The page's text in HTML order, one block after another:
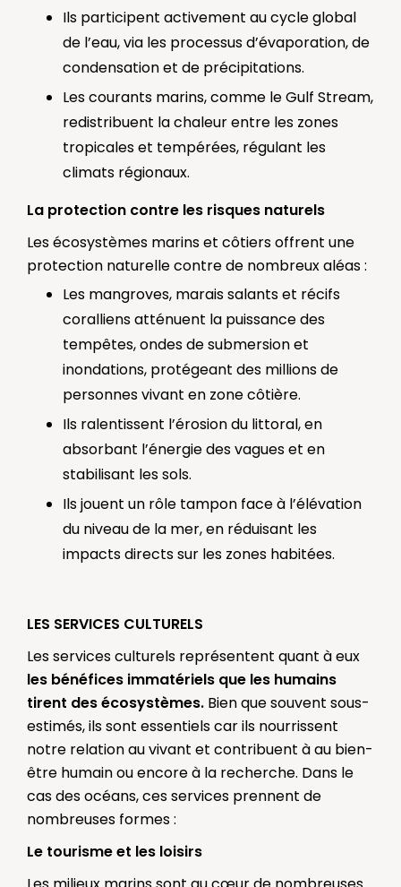
Ils participent activement au cycle global
de l’eau, via les processus d’évaporation, de
condensation et de précipitations.
Les courants marins, comme le Gulf Stream,
redistribuent la chaleur entre les zones
tropicales et tempérées, régulant les
climats régionaux.
La protection contre les risques naturels
Les écosystèmes marins et côtiers offrent une
protection naturelle contre de nombreux aléas :
Les mangroves, marais salants et récifs
coralliens atténuent la puissance des
tempêtes, ondes de submersion et
inondations, protégeant des millions de
personnes vivant en zone côtière.
Ils ralentissent l’érosion du littoral, en
absorbant l’énergie des vagues et en
stabilisant les sols.
Ils jouent un rôle tampon face à l’élévation
du niveau de la mer, en réduisant les
impacts directs sur les zones habitées.
LES SERVICES CULTURELS
Les services culturels représentent quant à eux
les bénéfices immatériels que les humains
tirent des écosystèmes. Bien que souvent sous-
estimés, ils sont essentiels car ils nourrissent
notre relation au vivant et contribuent à au bien-
être humain ou encore à la recherche. Dans le
cas des océans, ces services prennent de
nombreuses formes :
Le tourisme et les loisirs